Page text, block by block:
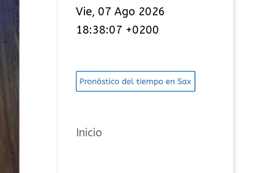
e
g
r
í
s
Vie, 07 Ago 2026
18:38:08 +0200
Inicio